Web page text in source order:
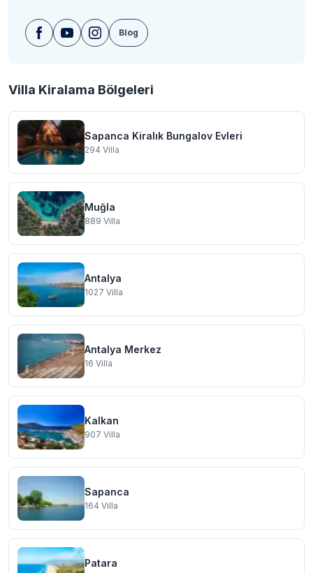
Blog
Villa Kiralama Bölgeleri
Sapanca Kiralık Bungalov Evleri
294 Villa
Muğla
889 Villa
Antalya
1027 Villa
Antalya Merkez
16 Villa
Kalkan
907 Villa
Sapanca
164 Villa
Patara